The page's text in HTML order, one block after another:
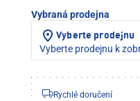
Vybraná prodejna
Vyberte prodejnu
Vyberte prodejnu k
Rychlé doručení